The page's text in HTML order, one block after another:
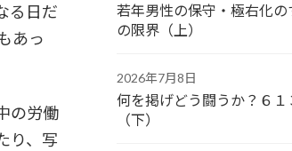
る日だ
あっ
の労働
り、写
若年男性の保守・極右化
の限界（上）
2026年7月8日
何を掲げどう闘うか？６
（下）